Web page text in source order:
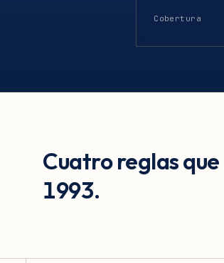
Cobertura
Cuatro reglas que
1993.